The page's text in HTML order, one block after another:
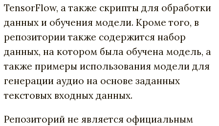
TensorFlow, а также скрипты для обработки
данных и обучения модели. Кроме того, в
репозитории также содержится набор
данных, на котором была обучена модель, а
также примеры использования модели для
генерации аудио на основе заданных
текстовых входных данных.
Репозиторий не является официальным